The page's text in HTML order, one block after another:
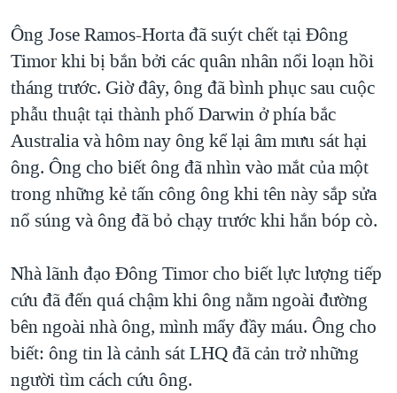
GIÁO DỤC
CÁC GIÁ TRỊ CỘNG HÒA Ở VIỆT NAM
THƯỢNG ĐỈNH TRUMP-KIM TẠI VIỆT NAM
TRỊNH VĨNH BÌNH VS. CHÍNH PHỦ VIỆT NAM
NGƯ DÂN VIỆT VÀ LÀN SÓNG TRỘM HẢI SÂM
BÊN KIA QUỐC LỘ: TIẾNG VỌNG TỪ NÔNG THÔN MỸ
QUAN HỆ VIỆT MỸ
Ông Jose Ramos-Horta đã suýt chết tại Đông
Timor khi bị bắn bởi các quân nhân nổi loạn hồi
tháng trước. Giờ đây, ông đã bình phục sau cuộc
phẫu thuật tại thành phố Darwin ở phía bắc
Australia và hôm nay ông kể lại âm mưu sát hại
ông. Ông cho biết ông đã nhìn vào mắt của một
trong những kẻ tấn công ông khi tên này sắp sửa
nổ súng và ông đã bỏ chạy trước khi hắn bóp cò.
Nhà lãnh đạo Đông Timor cho biết lực lượng tiếp
cứu đã đến quá chậm khi ông nằm ngoài đường
bên ngoài nhà ông, mình mẩy đầy máu. Ông cho
biết: ông tin là cảnh sát LHQ đã cản trở những
người tìm cách cứu ông.